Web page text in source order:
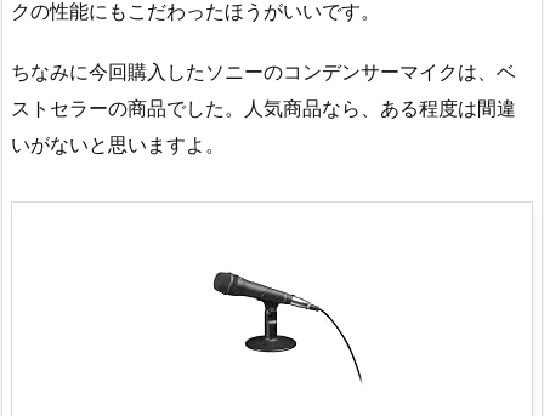
クの性能にもこだわったほうがいいです。
ちなみに今回購入したソニーのコンデンサーマイクは、ベ
ストセラーの商品でした。人気商品なら、ある程度は間違
いがないと思いますよ。